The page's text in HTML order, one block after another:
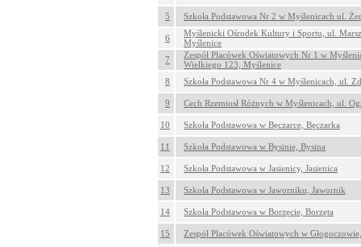
5 Szkoła Podstawowa Nr 2 w Myślenicach ul.
6
Myślenicki Ośrodek Kultury i Sportu, ul.
Myślenice
7
Zespół Placówek Oświatowych Nr 1 w
Wielkiego 123, Myślenice
8
Szkoła Podstawowa Nr 4 w Myślenicach, ul.
9 Cech Rzemiosł Różnych w Myślenicach, ul.
10 Szkoła Podstawowa w Bęczarce, Bęczarka
11 Szkoła Podstawowa w Bysinie, Bysina
12 Szkoła Podstawowa w Jasienicy, Jasienica
13 Szkoła Podstawowa w Jaworniku, Jawornik
14 Szkoła Podstawowa w Borzęcie, Borzęta
15 Zespół Placówek Oświatowych w